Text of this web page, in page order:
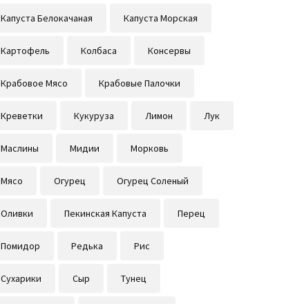
Капуста Белокачаная Капуста Морская
Картофель Колбаса Консервы
Крабовое Мясо Крабовые Палочки
Креветки Кукуруза Лимон Лук
Маслины Мидии Морковь
Мясо Огурец Огурец Соленый
Оливки Пекинская Капуста Перец
Помидор Редька Рис
Сухарики Сыр Тунец